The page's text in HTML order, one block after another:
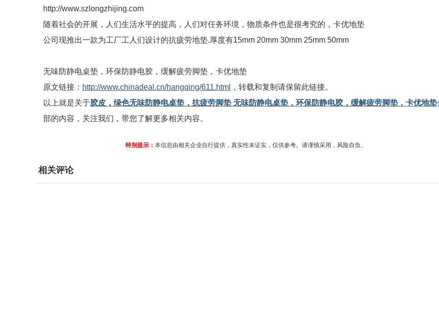
http://www.szlongzhijing.com
随着社会的开展，人们生活水平的提高，人们对任务环境，物质条件也是很考究的，卡优地垫
公司现推出一款为工厂工人们设计的抗疲劳地垫.厚度有15mm 20mm 30mm 25mm 50mm
无味防静电桌垫，环保防静电胶，缓解疲劳脚垫，卡优地垫
原文链接： http://www.chinadeal.cn/hangqing/611.html
，转载和复制请保留此链接。
以上就是关于胶皮，绿色无味防静电桌垫，抗疲劳脚垫 无味防静电桌垫，环保防静电胶，缓解疲劳脚垫，卡优地垫
部的内容，关注我们，带您了解更多相关内容。
特别提示： 本信息由相关企业自行提供，真实性未证实，仅供参考。请谨慎采用，风险自负。
相关评论